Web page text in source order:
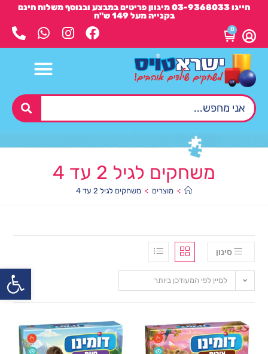
חייגו 03-9368033 מיגוון פריטים במבצע ובנוסף משלוח חינם
בקנייה מעל 149 ש"ח
0
משחקים לגיל 2 עד 4
> מוצרים > משחקים לגיל 2 עד 4
סינון
למיין לפי המעודכן ביותר